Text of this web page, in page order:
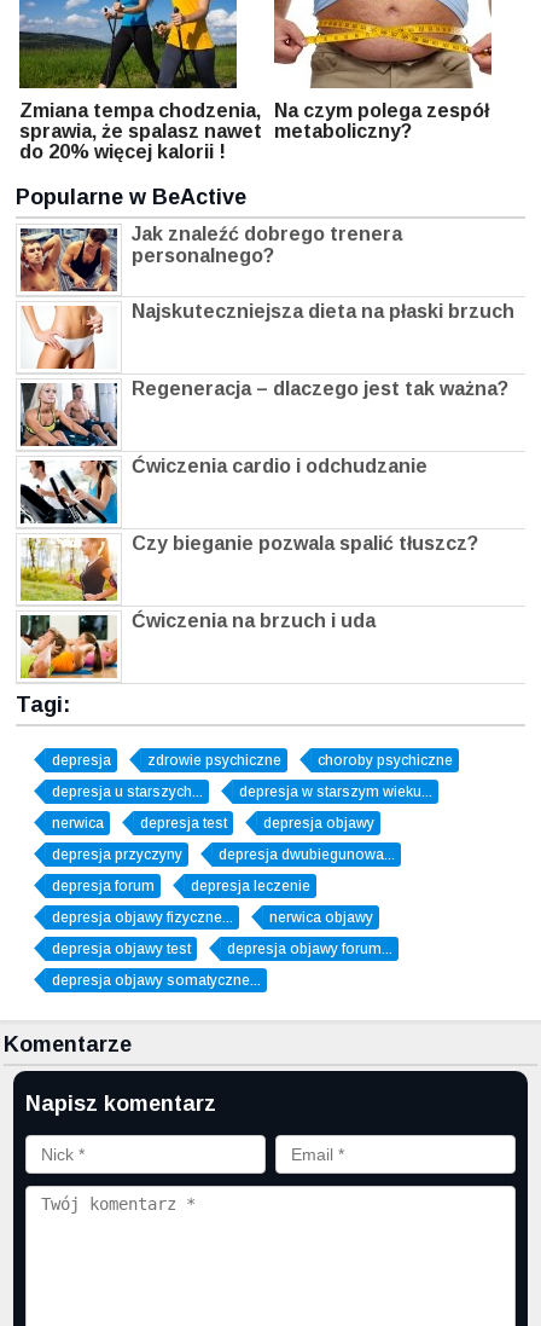
Zmiana tempa chodzenia,
sprawia, że spalasz nawet
do 20% więcej kalorii !
Na czym polega zespół
metaboliczny?
Popularne w BeActive
Jak znaleźć dobrego trenera
personalnego?
Najskuteczniejsza dieta na płaski brzuch
Regeneracja – dlaczego jest tak ważna?
Ćwiczenia cardio i odchudzanie
Czy bieganie pozwala spalić tłuszcz?
Ćwiczenia na brzuch i uda
Tagi:
depresja zdrowie psychiczne
choroby psychiczne
depresja u starszych...
depresja w starszym wieku...
nerwica
depresja test
depresja objawy
depresja przyczyny
depresja dwubiegunowa...
depresja forum
depresja leczenie
depresja objawy fizyczne...
nerwica objawy
depresja objawy test
depresja objawy forum...
depresja objawy somatyczne...
Komentarze
Napisz komentarz